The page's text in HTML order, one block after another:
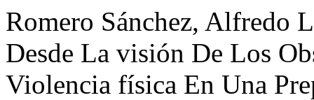
Romero Sánchez, Alfredo
Desde La visión De Los
Violencia física En Una